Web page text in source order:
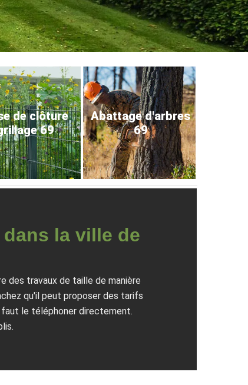
de clôture
69
Abattage d'arbres
69
la ville de
des travaux de taille de manière
qu'il peut proposer des tarifs
le téléphoner directement.